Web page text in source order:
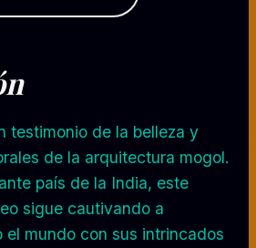
testimonio de la belleza y
de la arquitectura mogol.
país de la India, este
sigue cautivando a
mundo con sus intrincados